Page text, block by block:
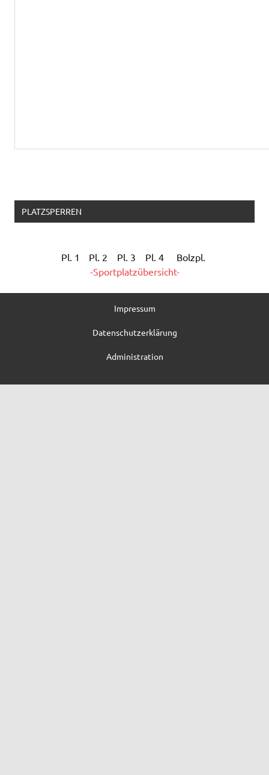
PLATZSPERREN
Pl. 1 Pl. 2 Pl. 3 Pl. 4
Bolzpl.
-Sportplatzübersicht-
Impressum
Datenschutzerklärung
Administration